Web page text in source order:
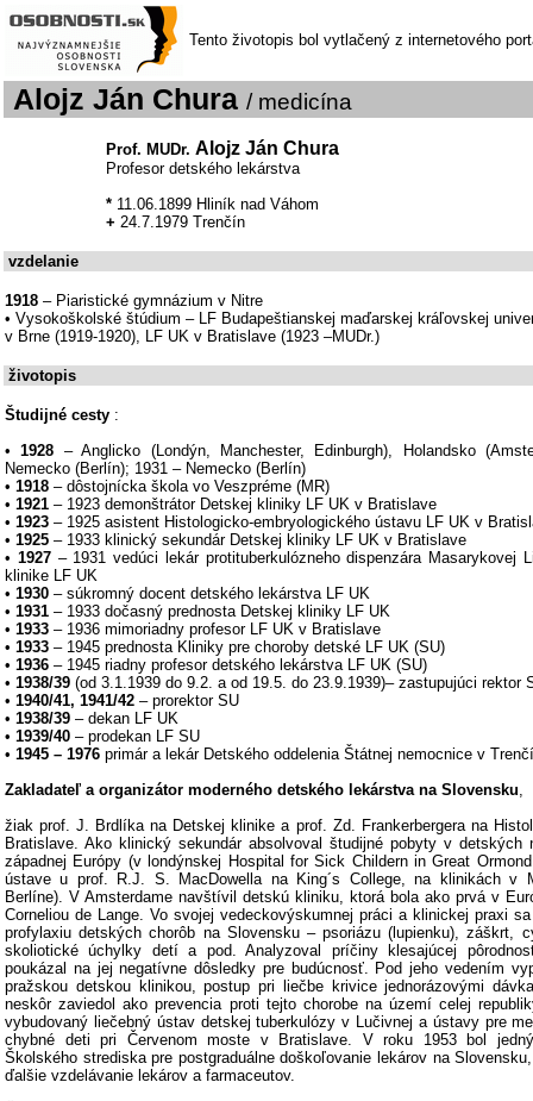
Tento životopis bol vytlačený z internetového
Alojz Ján Chura / medicína
Prof. MUDr. Alojz Ján Chura
Profesor detského lekárstva
* 11.06.1899 Hliník nad Váhom
+ 24.7.1979 Trenčín
vzdelanie
1918 – Piaristické gymnázium v Nitre
• Vysokoškolské štúdium – LF Budapeštianskej maďarskej kráľovskej
v Brne (1919-1920), LF UK v Bratislave (1923 –MUDr.)
životopis
Študijné cesty :
•1928 – Anglicko (Londýn, Manchester, Edinburgh), Holandsko
Nemecko (Berlín); 1931 – Nemecko (Berlín)
• 1918 – dôstojnícka škola vo Veszpréme (MR)
• 1921 – 1923 demonštrátor Detskej kliniky LF UK v Bratislave
• 1923 – 1925 asistent Histologicko-embryologického ústavu LF UK v
• 1925 – 1933 klinický sekundár Detskej kliniky LF UK v Bratislave
• 1927– 1931 vedúci lekár protituberkulózneho dispenzára Masarykovej
klinike LF UK
• 1930 – súkromný docent detského lekárstva LF UK
• 1931 – 1933 dočasný prednosta Detskej kliniky LF UK
• 1933 – 1936 mimoriadny profesor LF UK v Bratislave
• 1933 – 1945 prednosta Kliniky pre choroby detské LF UK (SU)
• 1936 – 1945 riadny profesor detského lekárstva LF UK (SU)
• 1938/39 (od 3.1.1939 do 9.2. a od 19.5. do 23.9.1939)– zastupujúci rektor
• 1940/41, 1941/42 – prorektor SU
• 1938/39 – dekan LF UK
• 1939/40 – prodekan LF SU
• 1945 – 1976 primár a lekár Detského oddelenia Štátnej nemocnice v
Zakladateľ a organizátor moderného detského lekárstva na Slovensku,
žiak prof. J. Brdlíka na Detskej klinike a prof. Zd. Frankerbergera na
Bratislave. Ako klinický sekundár absolvoval študijné pobyty v detských
západnej Európy (v londýnskej Hospital for Sick Childern in Great
ústave u prof. R.J. S. MacDowella na King´s College, na klinikách v
Berlíne). V Amsterdame navštívil detskú kliniku, ktorá bola ako prvá v
Corneliou de Lange. Vo svojej vedeckovýskumnej práci a klinickej praxi
profylaxiu detských chorôb na Slovensku – psoriázu (lupienku), záškrt,
skoliotické úchylky detí a pod. Analyzoval príčiny klesajúcej
poukázal na jej negatívne dôsledky pre budúcnosť. Pod jeho vedením
pražskou detskou klinikou, postup pri liečbe krivice jednorázovými
neskôr zaviedol ako prevencia proti tejto chorobe na území celej
vybudovaný liečebný ústav detskej tuberkulózy v Lučivnej a ústavy pre
chybné deti pri Červenom moste v Bratislave. V roku 1953 bol
Školského strediska pre postgraduálne doškoľovanie lekárov na
ďalšie vzdelávanie lekárov a farmaceutov.